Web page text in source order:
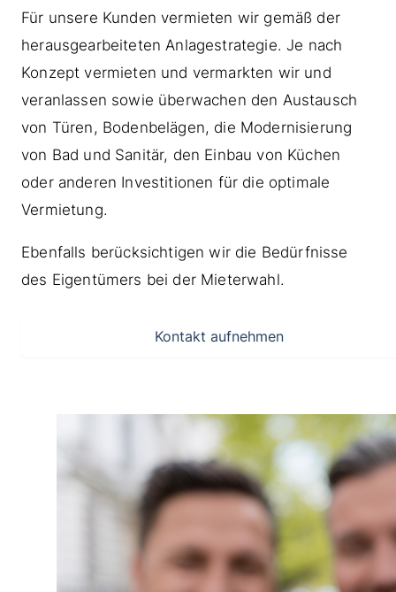
Für unsere Kunden vermieten wir gemäß der
herausgearbeiteten Anlagestrategie. Je nach
Konzept vermieten und vermarkten wir und
veranlassen sowie überwachen den Austausch
von Türen, Bodenbelägen, die Modernisierung
von Bad und Sanitär, den Einbau von Küchen
oder anderen Investitionen für die optimale
Vermietung.
Ebenfalls berücksichtigen wir die Bedürfnisse
des Eigentümers bei der Mieterwahl.
Kontakt aufnehmen